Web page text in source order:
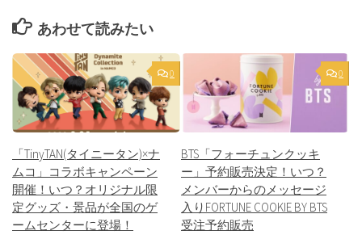
あわせて読みたい
0
「TinyTAN(タイニータン)×ナ
ムコ」コラボキャンペーン
開催！いつ？オリジナル限
定グッズ・景品が全国のゲ
ームセンターに登場！
0
BTS「フォーチュンクッキ
ー」予約販売決定！いつ？
メンバーからのメッセージ
入りFORTUNE COOKIE BY BTS
受注予約販売